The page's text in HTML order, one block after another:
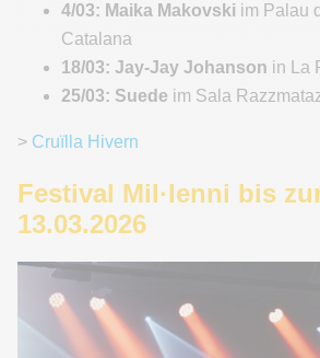
4/03: Maika Makovski im Palau
Catalana
18/03: Jay-Jay Johanson in La
25/03: Suede im Sala
> Cruïlla Hivern
Festival Mil·lenni bis
13.03.2026